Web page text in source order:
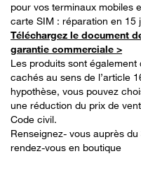
pour vos terminaux mobiles
carte SIM : réparation en 15
Téléchargez le document
garantie commerciale >
Les produits sont
cachés au sens de l’article
hypothèse, vous pouvez
une réduction du prix de
Code civil.
Renseignez- vous auprès
rendez-vous en boutique